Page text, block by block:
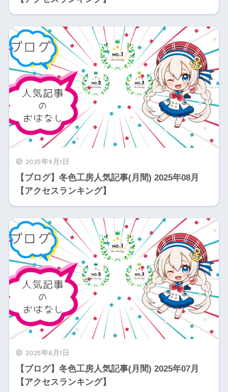
2025年9月1日
【ブログ】冬色工房人気記事(月間) 2025年08月
【アクセスランキング】
2025年8月1日
【ブログ】冬色工房人気記事(月間) 2025年07月
【アクセスランキング】